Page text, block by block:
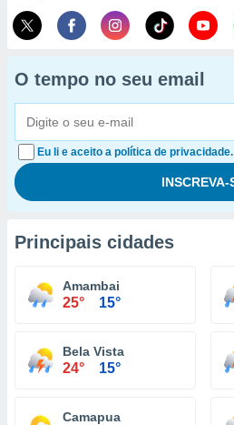
O tempo no seu email
Eu li e aceito a política de privacidade.
Principais cidades
Amambai
25° 15°
Bela Vista
24° 15°
Camapua